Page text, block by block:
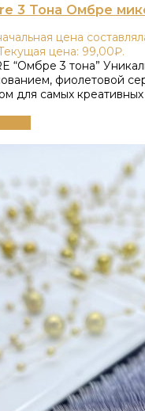
3 Тона Омбре
цена
цена: 99,00₽.
“Омбре 3 тона”
фиолетовой
для самых